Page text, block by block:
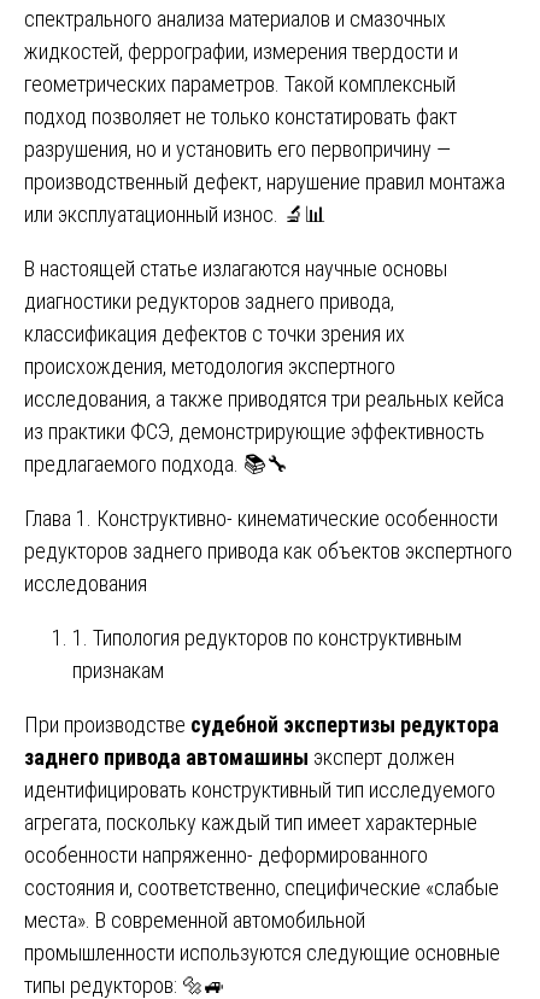
спектрального анализа материалов и смазочных
жидкостей, феррографии, измерения твердости и
геометрических параметров. Такой комплексный
подход позволяет не только констатировать факт
разрушения, но и установить его первопричину —
производственный дефект, нарушение правил монтажа
или эксплуатационный износ. 🔬📊
В настоящей статье излагаются научные основы
диагностики редукторов заднего привода,
классификация дефектов с точки зрения их
происхождения, методология экспертного
исследования, а также приводятся три реальных кейса
из практики ФСЭ, демонстрирующие эффективность
предлагаемого подхода. 📚🔧
Глава 1. Конструктивно- кинематические особенности
редукторов заднего привода как объектов экспертного
исследования
1. Типология редукторов по конструктивным
признакам
При производстве судебной экспертизы редуктора
заднего привода автомашины эксперт должен
идентифицировать конструктивный тип исследуемого
агрегата, поскольку каждый тип имеет характерные
особенности напряженно- деформированного
состояния и, соответственно, специфические «слабые
места». В современной автомобильной
промышленности используются следующие основные
типы редукторов: 🔩🚙